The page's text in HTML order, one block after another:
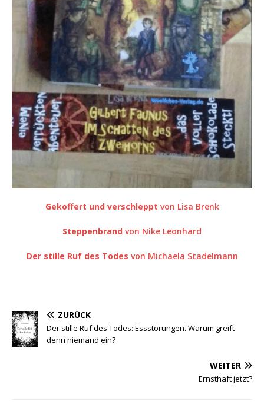
Gekoffert und verschleppt von Lisa Brenk
Steppenbrand von Nike Leonhard
Der stille Ruf des Todes von Michaela Stadelmann
ZURÜCK
Der stille Ruf des Todes: Essstörungen. Warum greift
denn niemand ein?
WEITER
Ernsthaft jetzt?